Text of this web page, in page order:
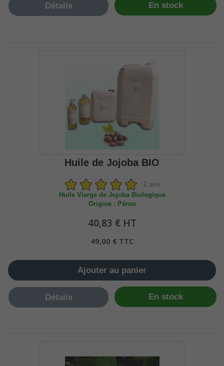
Détails En stock
Huile de Jojoba BIO
2 avis
Huile Vierge de Jojoba Biologique
Origine : Pérou
40,83 € HT
49,00 € TTC
Ajouter au panier
Détails En stock